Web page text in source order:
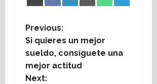
Share
X
Share
Facebook
Share
LinkedIn
Share
EmailShare
WhatsApp
Share
Telegram
P
o
s
Previous:
Si quieres un mejor
sueldo, consíguete una
mejor actitud
Next: